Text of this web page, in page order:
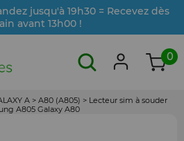
jusqu'à 19h30 = Recevez dès
avant 13h00 !
0
A > A80 (A805) > Lecteur sim à souder
A805 Galaxy A80